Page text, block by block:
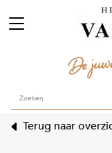
Terug naar